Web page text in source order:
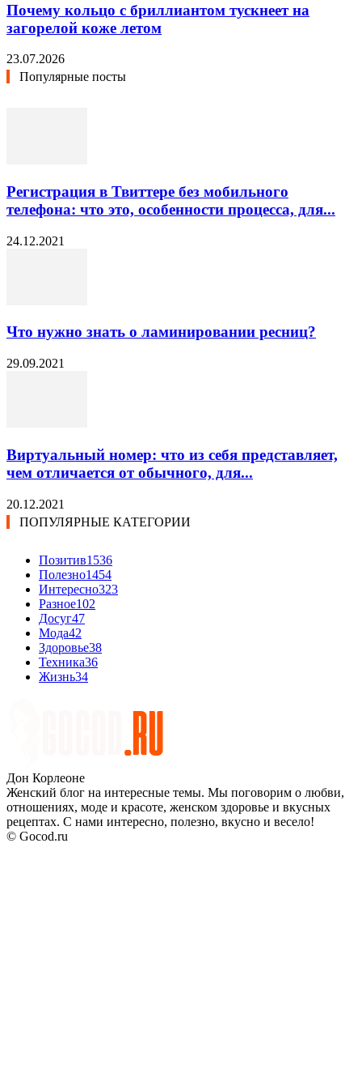
Почему кольцо с бриллиантом тускнеет на
загорелой коже летом
23.07.2026
Популярные посты
Регистрация в Твиттере без мобильного
телефона: что это, особенности процесса, для...
24.12.2021
Что нужно знать о ламинировании ресниц?
29.09.2021
Виртуальный номер: что из себя представляет,
чем отличается от обычного, для...
20.12.2021
ПОПУЛЯРНЫЕ КАТЕГОРИИ
Позитив1536
Полезно1454
Интересно323
Разное102
Досуг47
Мода42
Здоровье38
Техника36
Жизнь34
Дон Корлеоне
Женский блог на интересные темы. Мы поговорим о любви,
отношениях, моде и красоте, женском здоровье и вкусных
рецептах. С нами интересно, полезно, вкусно и весело!
© Gocod.ru